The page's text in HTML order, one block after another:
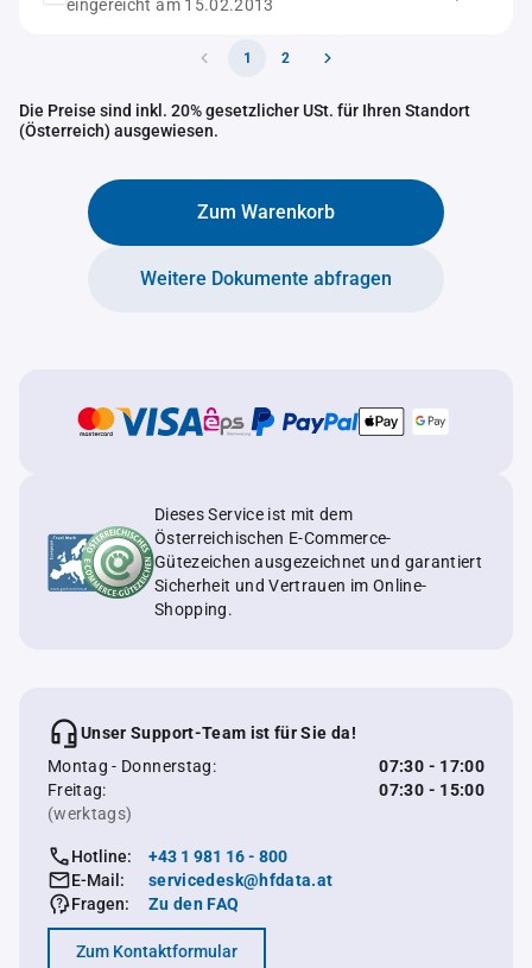
eingereicht am 15.02.2013
1 2
Die Preise sind inkl. 20% gesetzlicher USt. für Ihren Standort
(Österreich) ausgewiesen.
Zum Warenkorb
Weitere Dokumente abfragen
Dieses Service ist mit dem
Österreichischen E-Commerce-
Gütezeichen ausgezeichnet und garantiert
Sicherheit und Vertrauen im Online-
Shopping.
Unser Support-Team ist für Sie da!
Montag - Donnerstag:
07:30 - 17:00
Freitag:
07:30 - 15:00
(werktags)
Hotline:
+43 1 981 16 - 800
E-Mail:
servicedesk@hfdata.at
Fragen:
Zu den FAQ
Zum Kontaktformular